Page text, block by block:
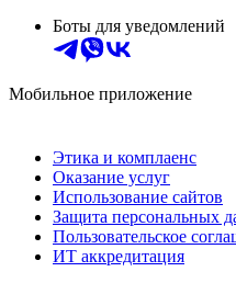
Боты для уведомлений
Мобильное приложение
Этика и комплаенс
Оказание услуг
Использование сайтов
Защита персональных
Пользовательское
ИТ аккредитация